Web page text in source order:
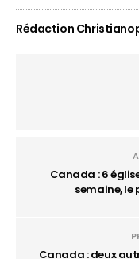
Rédaction
Canada : 6
semaine,
Canada : deux